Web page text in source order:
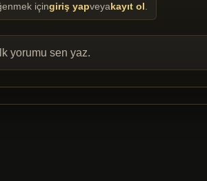
içingiriş yapveyakayıt ol
yorumu sen yaz.